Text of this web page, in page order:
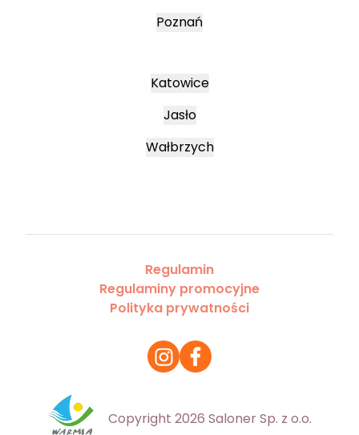
Poznań
Katowice
Jasło
Wałbrzych
Regulamin
Regulaminy promocyjne
Polityka prywatności
Copyright 2026 Saloner Sp. z o.o.